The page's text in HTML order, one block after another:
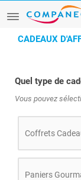
CADEAUX
Quel type de
Vous pouvez
Coffrets
Paniers